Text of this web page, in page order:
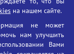
на нашем сайте.
не может
нам улучшить
Вами